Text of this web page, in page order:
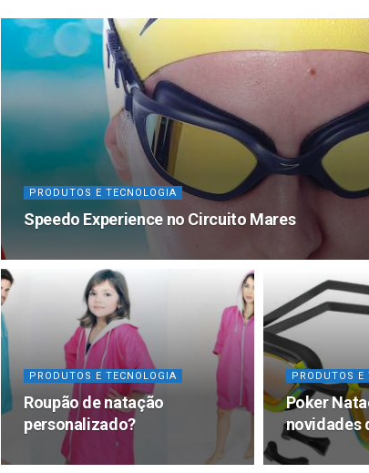
PRODUTOS E TECNOLOGIA
Speedo Experience no Circuito Mares
PRODUTOS E TECNOLOGIA
Roupão de natação
personalizado?
PRODUTOS E
Poker
novidades